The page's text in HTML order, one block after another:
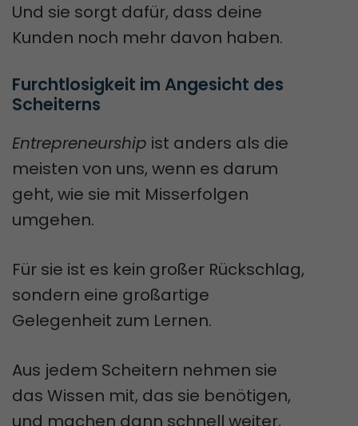
Und sie sorgt dafür, dass deine
Kunden noch mehr davon haben.
Furchtlosigkeit im Angesicht des
Scheiterns
Entrepreneurship ist anders als die
meisten von uns, wenn es darum
geht, wie sie mit Misserfolgen
umgehen.
Für sie ist es kein großer Rückschlag,
sondern eine großartige
Gelegenheit zum Lernen.
Aus jedem Scheitern nehmen sie
das Wissen mit, das sie benötigen,